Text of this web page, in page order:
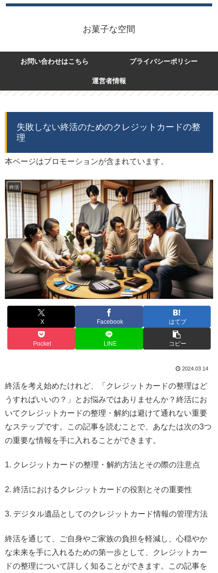
お菓子な空間
お問い合わせはこちら プライバシーポリシー
運営者情報
失敗しない終活のためのクレジットカードの整
理
本ページはプロモーションが含まれています。
終活
X Facebook はてブ
Pocket LINE コピー
2024.03.14
終活を考え始めたけれど、「クレジットカードの整理はど
うすればいいの？」とお悩みではありませんか？終活にお
いてクレジットカードの整理・解約は避けて通れない重要
なステップです。この記事を読むことで、あなたは次の3つ
の重要な情報を手に入れることができます。
1. クレジットカードの整理・解約方法とその際の注意点
2. 終活におけるクレジットカードの役割とその重要性
3. デジタル遺品としてのクレジットカード情報の管理方法
終活を通じて、ご自身やご家族の負担を軽減し、心穏やか
な未来を手に入れるための第一歩として、クレジットカー
ドの整理について詳しく知ることができます。この記事を